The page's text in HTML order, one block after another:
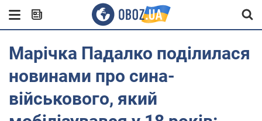
Марічка Падалко поділилася
новинами про сина-
військового, який